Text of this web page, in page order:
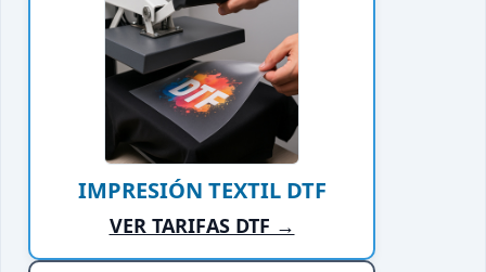
IMPRESIÓN TEXTIL DTF
VER TARIFAS DTF →